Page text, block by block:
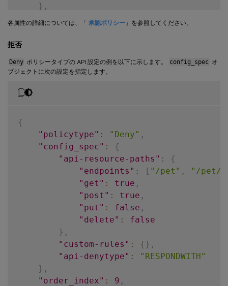
"insert-segment-position"
"action-type": "insert path
}
"policytype": "URI
} ,
"order_index" :
}
各属性の詳細については、「 承認ポリシー 」を参照してください。
拒否
Deny ポリシータイプの API 設定の例を以下に示します。 config_spec オ
ブジェクトに次の設定を指定します。
{
"policytype" : "Deny" ,
"config_spec" :
{
"api-resource-paths" :
{
"endpoints" : [ "/pet" ,
"/pet/
"get" : true ,
"post" : true ,
"put" : false ,
"delete" :
false
} ,
"custom-rules" : { } ,
"api-denytype" :
"RESPONDWITH"
} ,
"order_index" : 9 ,